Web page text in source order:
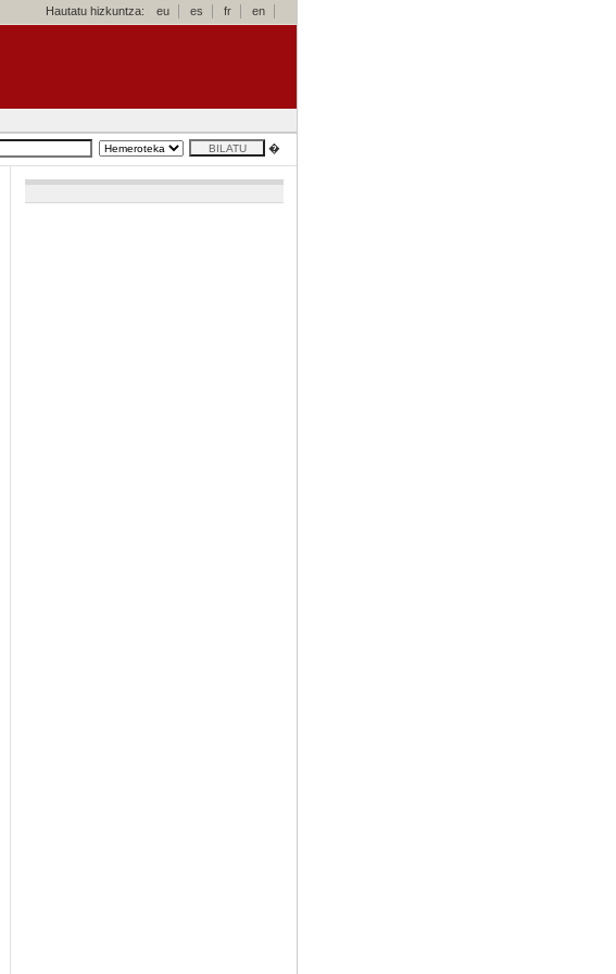
Hautatu hizkuntza: eu es fr en
�